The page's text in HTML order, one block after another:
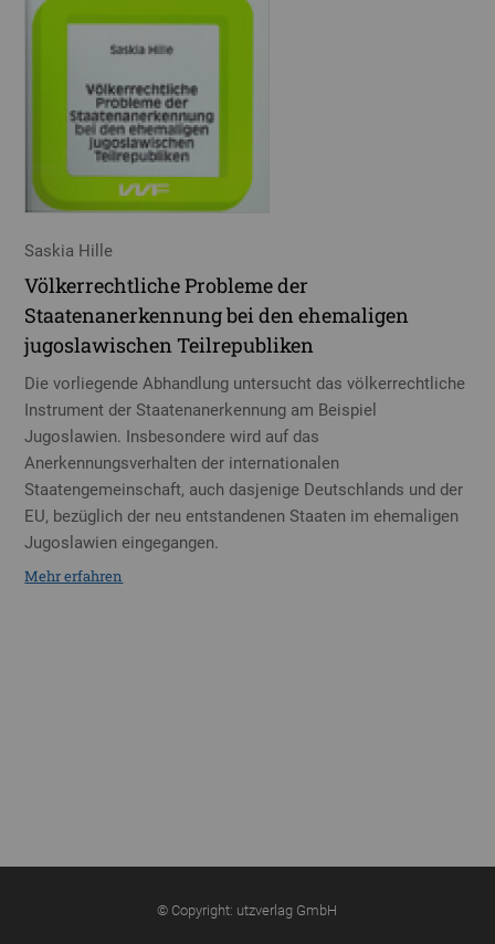
Saskia Hille
Völkerrechtliche Probleme der
Staatenanerkennung bei den ehemaligen
jugoslawischen Teilrepubliken
Die vorliegende Abhandlung untersucht das völkerrechtliche
Instrument der Staatenanerkennung am Beispiel
Jugoslawien. Insbesondere wird auf das
Anerkennungsverhalten der internationalen
Staatengemeinschaft, auch dasjenige Deutschlands und der
EU, bezüglich der neu entstandenen Staaten im ehemaligen
Jugoslawien eingegangen.
Mehr erfahren
© Copyright: utzverlag GmbH